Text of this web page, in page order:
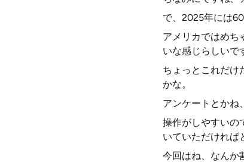
で、2025年には
アメリカではめち
いな感じらしいで
ちょっとこれだけ
かな。
アンケートとかね
操作がしやすいの
いていただければ
今回はね、なんか